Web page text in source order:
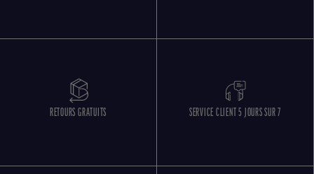
RETOURS GRATUITS SERVICE CLIENT 5 JOURS SUR 7